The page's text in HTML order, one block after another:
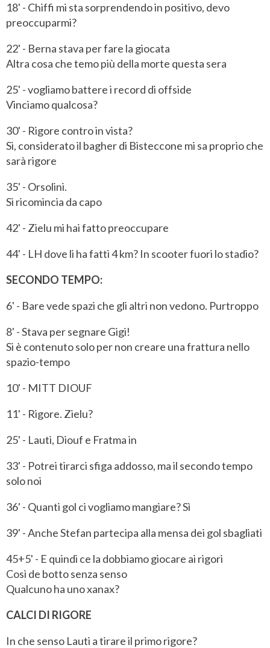
18' - Chiffi mi sta sorprendendo in positivo, devo
preoccuparmi?
22' - Berna stava per fare la giocata
Altra cosa che temo più della morte questa sera
25' - vogliamo battere i record di offside
Vinciamo qualcosa?
30' - Rigore contro in vista?
Si, considerato il bagher di Bisteccone mi sa proprio che
sarà rigore
35' - Orsolini.
Si ricomincia da capo
42' - Zielu mi hai fatto preoccupare
44' - LH dove li ha fatti 4 km? In scooter fuori lo stadio?
SECONDO TEMPO:
6' - Bare vede spazi che gli altri non vedono. Purtroppo
8' - Stava per segnare Gigi!
Si è contenuto solo per non creare una frattura nello
spazio-tempo
10' - MITT DIOUF
11' - Rigore. Zielu?
25' - Lauti, Diouf e Fratma in
33' - Potrei tirarci sfiga addosso, ma il secondo tempo
solo noi
36' - Quanti gol ci vogliamo mangiare? Sì
39' - Anche Stefan partecipa alla mensa dei gol sbagliati
45+5' - E quindi ce la dobbiamo giocare ai rigori
Così de botto senza senso
Qualcuno ha uno xanax?
CALCI DI RIGORE
In che senso Lauti a tirare il primo rigore?